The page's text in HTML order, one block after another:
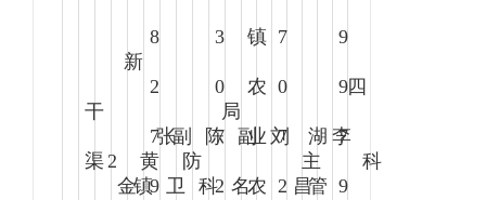
2
新
干
渠 黄
张
金
副
镇
8
2
7
9
陈
卫
局
防
副
科
3
0
7
2
刘
名
镇
农
业
农
主
7
0
7
2
李
昌
四
湖
管
科
9
9
7
9